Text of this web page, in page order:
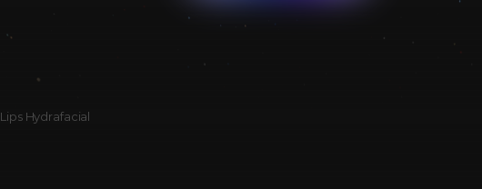
Lips Hydrafacial